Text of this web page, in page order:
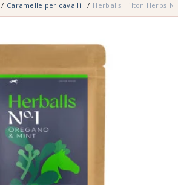
Caramelle per cavalli Herballs Hilton Herbs